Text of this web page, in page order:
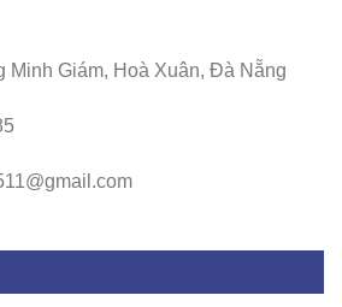
Minh Giám, Hoà Xuân, Đà Nẵng